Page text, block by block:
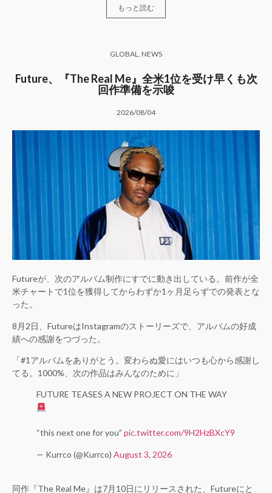
もっと読む
GLOBAL NEWS
Future、『The Real Me』全米1位を受け早くも次
回作準備を示唆
2026/08/04
Futureが、次のアルバム制作にすでに動き出している。前作が全
米チャートで1位を獲得してからわずか1ヶ月足らずでの発表とな
った。
8月2日、FutureはInstagramのストーリーズで、アルバムの好成
績への感謝をつづった。
「#1アルバムをありがとう。変わらぬ愛にはいつも心から感謝し
てる。1000%、次の作品はみんなのために」
FUTURE TEASES A NEW PROJECT ON THE WAY
“this next one for you” pic.twitter.com/9H2HzBXcY9
— Kurrco (@Kurrco) August 3, 2026
同作『The Real Me』は7月10日にリリースされた、Futureにと